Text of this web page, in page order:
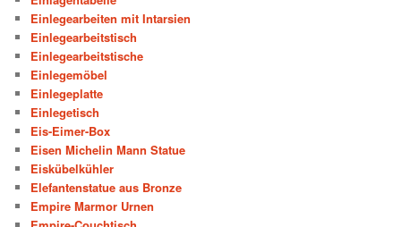
Einlegearbeiten mit Intarsien
Einlegearbeitstisch
Einlegearbeitstische
Einlegemöbel
Einlegeplatte
Einlegetisch
Eis-Eimer-Box
Eisen Michelin Mann Statue
Eiskübelkühler
Elefantenstatue aus Bronze
Empire Marmor Urnen